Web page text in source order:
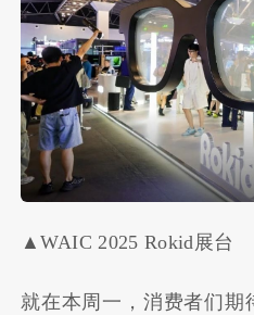
▲WAIC 2025 Rokid展台
就在本周一，消费者们期